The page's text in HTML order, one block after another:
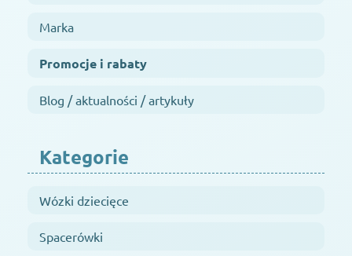
Marka
Promocje i rabaty
Blog / aktualności / artykuły
Kategorie
Wózki dziecięce
Spacerówki